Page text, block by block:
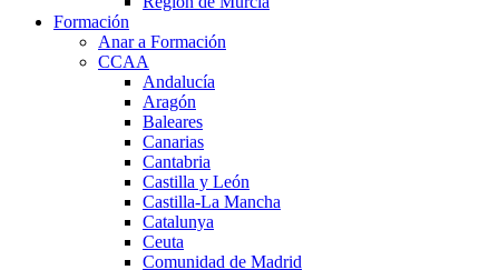
Formación
Anar a Formación
CCAA
Andalucía
Aragón
Baleares
Canarias
Cantabria
Castilla y León
Castilla-La Mancha
Catalunya
Ceuta
Comunidad de Madrid